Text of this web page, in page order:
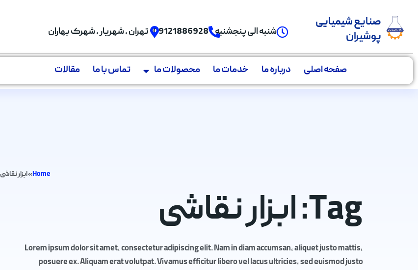
صنایع شیمیایی
پوشیران
شنبه الی پنجشنبه 09121886928 تهران , شهریار , شهرک بهاران
صفحه اصلی درباره ما خدمات ما محصولات ما تماس با ما مقالات
Home
»ابزار نقاشی
Tag: ابزار نقاشی
Lorem ipsum dolor sit amet, consectetur adipiscing elit. Nam in diam accumsan, aliquet justo mattis,
posuere ex. Aliquam erat volutpat. Vivamus efficitur libero vel lacus ultricies, sed euismod justo